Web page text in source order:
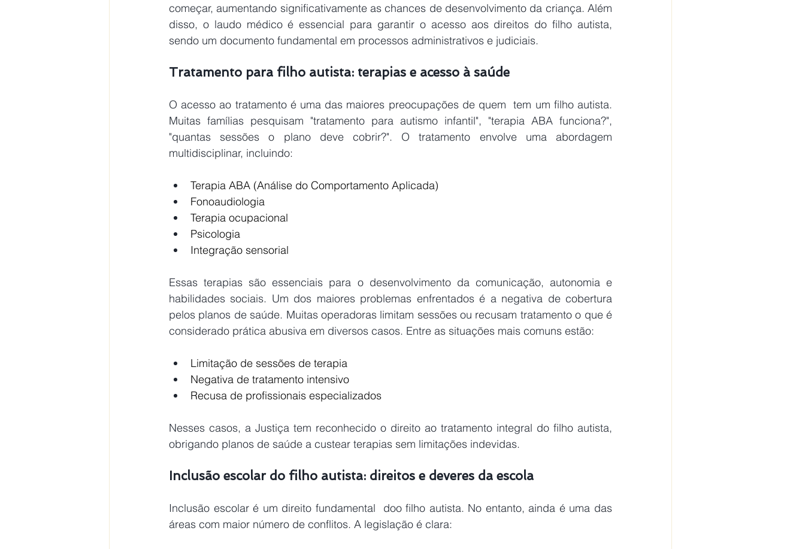
começar, aumentando significativamente as chances de desenvolvimento da criança. Além
disso, o laudo médico é essencial para garantir o acesso aos direitos do filho autista,
sendo um documento fundamental em processos administrativos e judiciais.
Tratamento para filho autista: terapias e acesso à saúde
O acesso ao tratamento é uma das maiores preocupações de quem  tem um filho autista.
Muitas famílias pesquisam "tratamento para autismo infantil", "terapia ABA funciona?",
"quantas sessões o plano deve cobrir?". O tratamento envolve uma abordagem
multidisciplinar, incluindo:
Terapia ABA (Análise do Comportamento Aplicada)
Fonoaudiologia
Terapia ocupacional
Psicologia
Integração sensorial
Essas terapias são essenciais para o desenvolvimento da comunicação, autonomia e
habilidades sociais. Um dos maiores problemas enfrentados é a negativa de cobertura
pelos planos de saúde. Muitas operadoras limitam sessões ou recusam tratamento o que é
considerado prática abusiva em diversos casos. Entre as situações mais comuns estão:
Limitação de sessões de terapia
Negativa de tratamento intensivo
Recusa de profissionais especializados
Nesses casos, a Justiça tem reconhecido o direito ao tratamento integral do filho autista,
obrigando planos de saúde a custear terapias sem limitações indevidas.
Inclusão escolar do filho autista: direitos e deveres da escola
Inclusão escolar é um direito fundamental  doo filho autista. No entanto, ainda é uma das
áreas com maior número de conflitos. A legislação é clara: